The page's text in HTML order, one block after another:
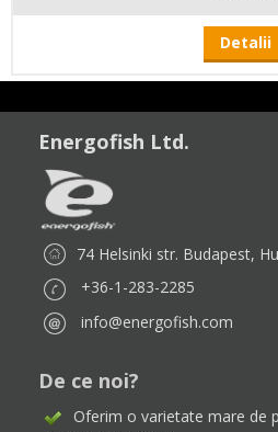
Detalii
Energofish Ltd.
74 Helsinki str. Budapest,
+36-1-283-2285
info@energofish.com
De ce noi?
Oferim o varietate mare de